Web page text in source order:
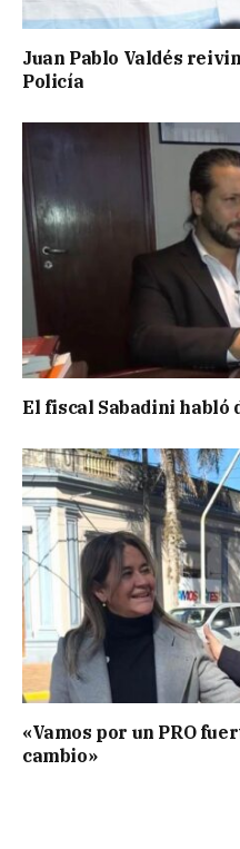
Juan Pablo Valdés
Policía
El fiscal Sabadini habló
«Vamos por un PRO
cambio»